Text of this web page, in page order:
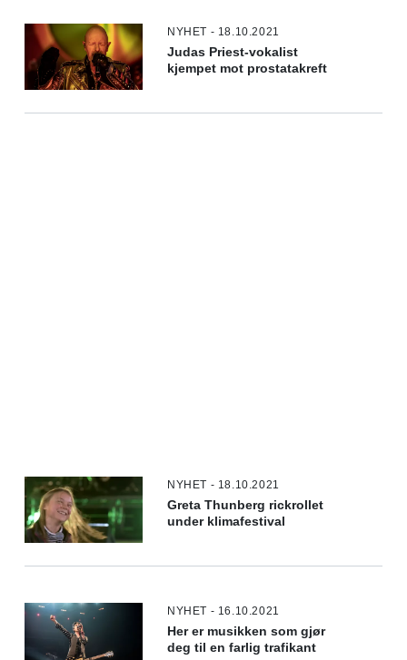
NYHET - 18.10.2021
Judas Priest-vokalist
kjempet mot prostatakreft
NYHET - 18.10.2021
Greta Thunberg rickrollet
under klimafestival
NYHET - 16.10.2021
Her er musikken som gjør
deg til en farlig trafikant